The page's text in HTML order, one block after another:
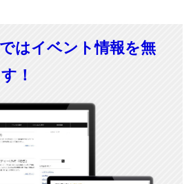
はイベント情報を無
！